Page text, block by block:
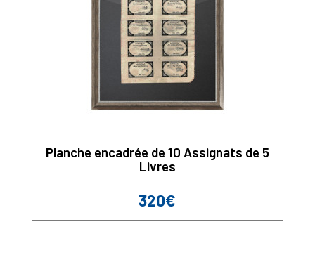
Planche encadrée de 10 Assignats de 5
Livres
Prix
320€